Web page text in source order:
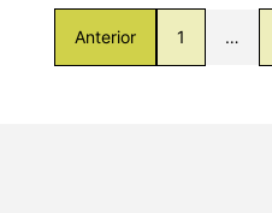
Anterior 1 …